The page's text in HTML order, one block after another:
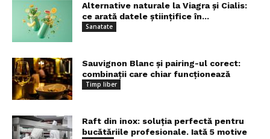
Alternative naturale la Viagra și Cialis:
ce arată datele științifice în...
Sanatate
Sauvignon Blanc și pairing-ul corect:
combinații care chiar funcționează
Timp liber
Raft din inox: soluția perfectă pentru
bucătăriile profesionale. Iată 5 motive